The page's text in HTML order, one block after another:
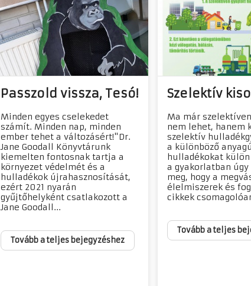
Passzold vissza, Tesó!
Minden egyes cselekedet
számít. Minden nap, minden
ember tehet a változásért!"Dr.
Jane Goodall Könyvtárunk
kiemelten fontosnak tartja a
környezet védelmét és a
hulladékok újrahasznosítását,
ezért 2021 nyarán
gyűjtőhelyként csatlakozott a
Jane Goodall...
Tovább a teljes bejegyzéshez
Szelektív
Ma már
nem lehet, hanem
szelektív
a különböző anyagú
hulladékokat külön
a gyakorlatban
meg, hogy a
élelmiszerek és
cikkek
Tovább a teljes